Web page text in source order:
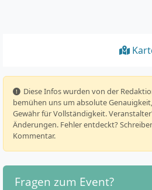
Diese Infos wurden von der
bemühen uns um absolute
Gewähr für Vollständigkeit.
Änderungen. Fehler entdeckt?
Kommentar.
Fragen zum Event?